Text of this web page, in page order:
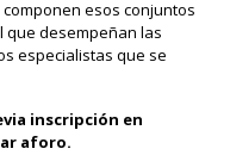
esos conjuntos
que desempeñan las
especialistas que se
inscripción en
aforo.